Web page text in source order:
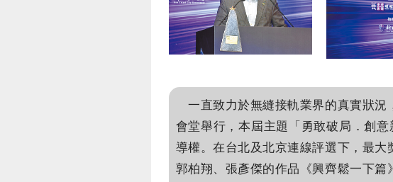
一直致力於無縫接軌業界的真實狀況
會堂舉行，本屆主題「勇敢破局．創
導權。在台北及北京連線評選下，最大
郭柏翔、張彥傑的作品《興齊鬆一下